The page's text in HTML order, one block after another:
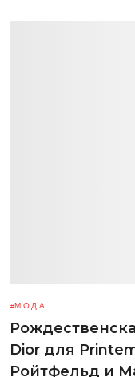
МОДА
Dior для
Ройтфельд и